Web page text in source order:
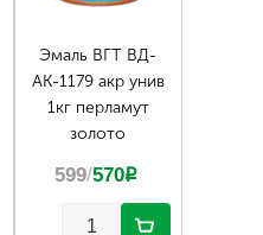
Эмаль ВГТ ВД-
АК-1179 акр унив
1кг перламут
золото
599/570p